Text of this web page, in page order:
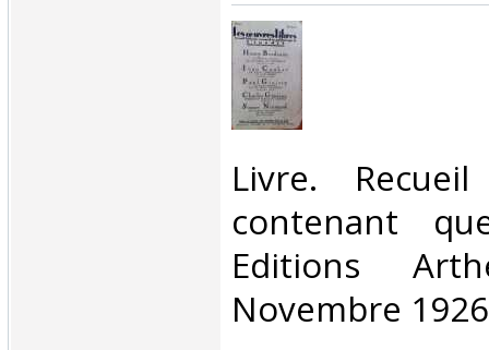
‎Livre.
contenant
Editions
Novembre